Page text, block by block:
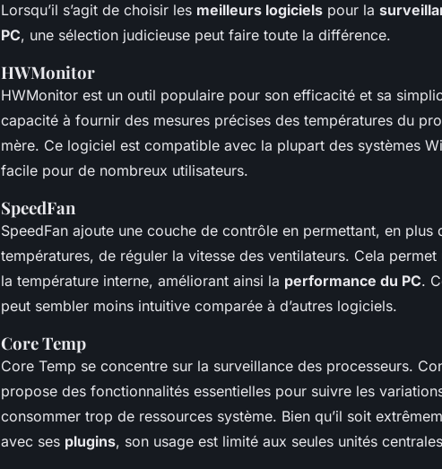
Lorsqu’il s’agit de choisir les meilleurs logiciels pour la
PC, une sélection judicieuse peut faire toute la différence.
HWMonitor
HWMonitor est un outil populaire pour son efficacité et sa
capacité à fournir des mesures précises des températures du
mère. Ce logiciel est compatible avec la plupart des systèmes
facile pour de nombreux utilisateurs.
SpeedFan
SpeedFan ajoute une couche de contrôle en permettant, en plus
températures, de réguler la vitesse des ventilateurs. Cela
la température interne, améliorant ainsi la performance du PC.
peut sembler moins intuitive comparée à d’autres logiciels.
Core Temp
Core Temp se concentre sur la surveillance des processeurs.
propose des fonctionnalités essentielles pour suivre les
consommer trop de ressources système. Bien qu’il soit
avec ses plugins, son usage est limité aux seules unités